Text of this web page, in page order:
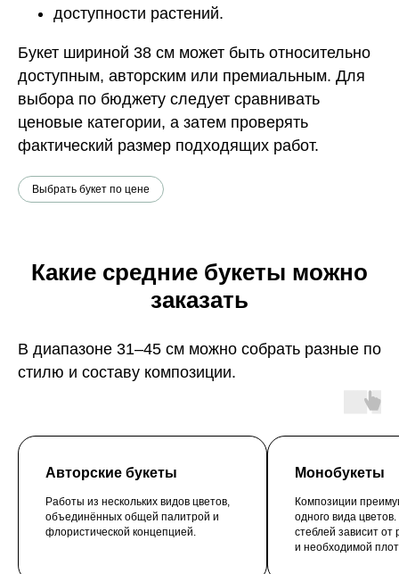
доступности растений.
Букет шириной 38 см может быть относительно
доступным, авторским или премиальным. Для
выбора по бюджету следует сравнивать
ценовые категории, а затем проверять
фактический размер подходящих работ.
Выбрать букет по цене
Какие средние букеты можно
заказать
В диапазоне 31–45 см можно собрать разные по
стилю и составу композиции.
Авторские букеты
Работы из нескольких видов цветов,
объединённых общей палитрой и
флористической концепцией.
Монобукеты
Композиции
одного вида
стеблей зависит от
и необходимой